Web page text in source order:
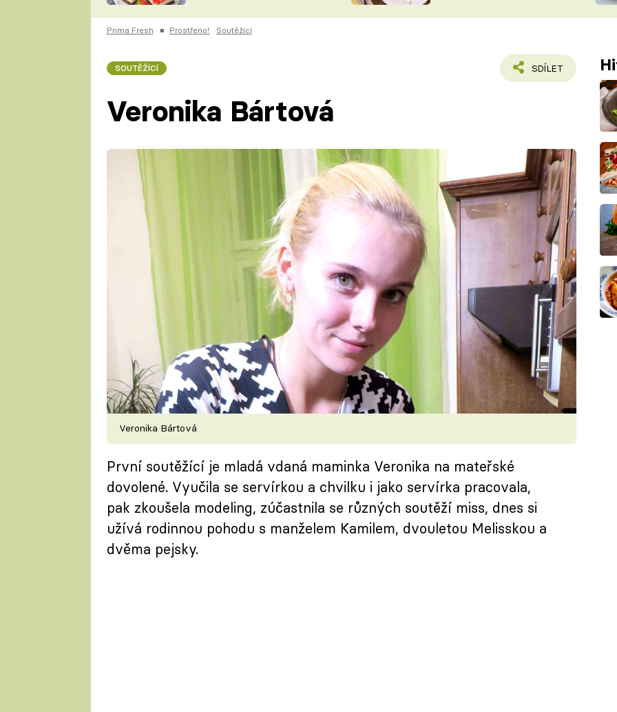
ČESKO NA TALÍŘI
VYCHYTÁVKY
ČASOPIS
Prima Fresh ■ Prostřeno! Soutěžící
SOUTĚŽÍCÍ SDÍLET
Veronika Bártová
Veronika Bártová
První soutěžící je mladá vdaná maminka Veronika na mateřské
dovolené. Vyučila se servírkou a chvilku i jako servírka pracovala,
pak zkoušela modeling, zúčastnila se různých soutěží miss, dnes si
užívá rodinnou pohodu s manželem Kamilem, dvouletou Melisskou a
dvěma pejsky.